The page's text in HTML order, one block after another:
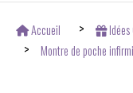
Accueil
Montre de poche